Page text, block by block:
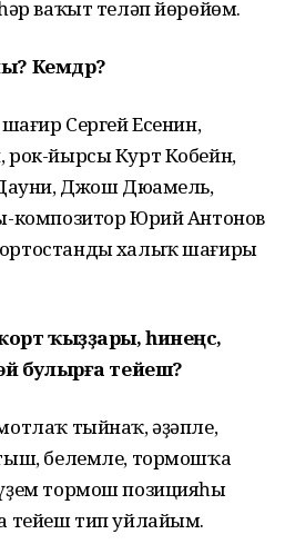
ваҡыт теләп йөрөйөм.
Кемдәр?
Сергей Есенин,
йырсы Курт Кобейн,
Дауни, Джош Дюамель,
композитор Юрий Антонов
халыҡ шағиры
ҡыҙҙары, һинеңсә,
булырға тейеш?
тыйнаҡ, әҙәпле,
белемле, тормошҡа
тормош позицияһы
тейеш тип уйлайым.